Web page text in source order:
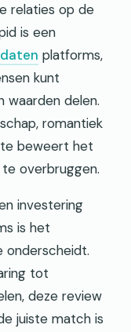
relaties op de
is een
daten platforms,
kunt
waarden delen.
romantiek
beweert het
overbruggen.
investering
is het
onderscheidt.
tot
deze review
juiste match is